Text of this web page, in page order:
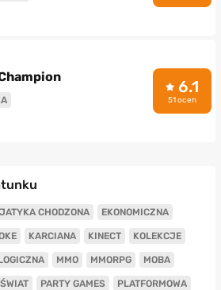
6.1
51 ocen
CHODZONA EKONOMICZNA
KARCIANA KINECT KOLEKCJE
MMO MMORPG MOBA
PARTY GAMES PLATFORMOWA